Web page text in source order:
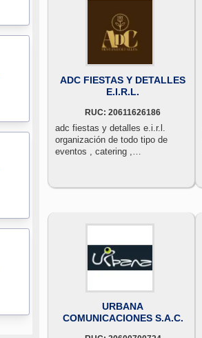
ADC FIESTAS Y DETALLES
E.I.R.L.
RUC: 20611626186
adc fiestas y detalles e.i.r.l.
organización de todo tipo de
eventos , catering ,
URBANA
COMUNICACIONES S.A.C.